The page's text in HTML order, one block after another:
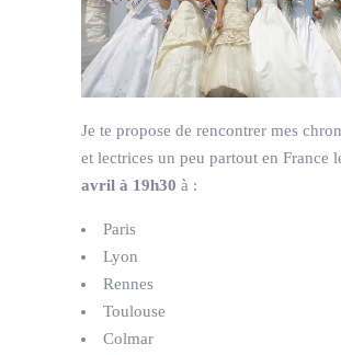
Je te propose de rencontrer mes
et lectrices un peu partout en France
avril à 19h30 à :
Paris
Lyon
Rennes
Toulouse
Colmar